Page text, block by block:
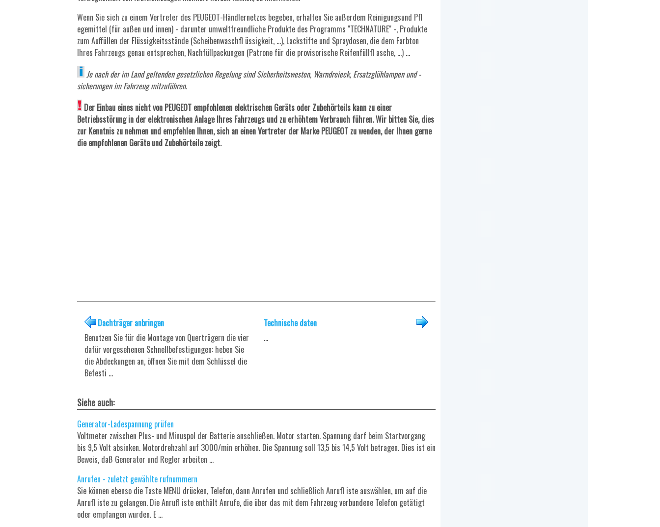
Wenn Sie sich zu einem Vertreter des PEUGEOT-Händlernetzes begeben, erhalten Sie außerdem Reinigungsund Pfl
egemittel (für außen und innen) - darunter umweltfreundliche Produkte des Programms "TECHNATURE" -, Produkte
zum Auffüllen der Flüssigkeitsstände (Scheibenwaschfl üssigkeit, ...), Lackstifte und Spraydosen, die dem Farbton
Ihres Fahrzeugs genau entsprechen, Nachfüllpackungen (Patrone für die provisorische Reifenfüllfl asche, ...) ...
Je nach der im Land geltenden gesetzlichen Regelung sind Sicherheitswesten, Warndreieck, Ersatzglühlampen und -
sicherungen im Fahrzeug mitzuführen.
Der Einbau eines nicht von PEUGEOT empfohlenen elektrischen Geräts oder Zubehörteils kann zu einer
Betriebsstörung in der elektronischen Anlage Ihres Fahrzeugs und zu erhöhtem Verbrauch führen. Wir bitten Sie, dies
zur Kenntnis zu nehmen und empfehlen Ihnen, sich an einen Vertreter der Marke PEUGEOT zu wenden, der Ihnen gerne
die empfohlenen Geräte und Zubehörteile zeigt.
Dachträger anbringen
Benutzen Sie für die Montage von Querträgern die vier
dafür vorgesehenen Schnellbefestigungen: heben Sie
die Abdeckungen an, öffnen Sie mit dem Schlüssel die
Befesti ...
Technische daten
...
Siehe auch:
Generator-Ladespannung prüfen
Voltmeter zwischen Plus- und Minuspol der Batterie anschließen. Motor starten. Spannung darf beim Startvorgang
bis 9,5 Volt absinken. Motordrehzahl auf 3000/min erhöhen. Die Spannung soll 13,5 bis 14,5 Volt betragen. Dies ist ein
Beweis, daß Generator und Regler arbeiten ...
Anrufen - zuletzt gewählte rufnummern
Sie können ebenso die Taste MENU drücken, Telefon, dann Anrufen und schließlich Anrufl iste auswählen, um auf die
Anrufl iste zu gelangen. Die Anrufl iste enthält Anrufe, die über das mit dem Fahrzeug verbundene Telefon getätigt
oder empfangen wurden. E ...